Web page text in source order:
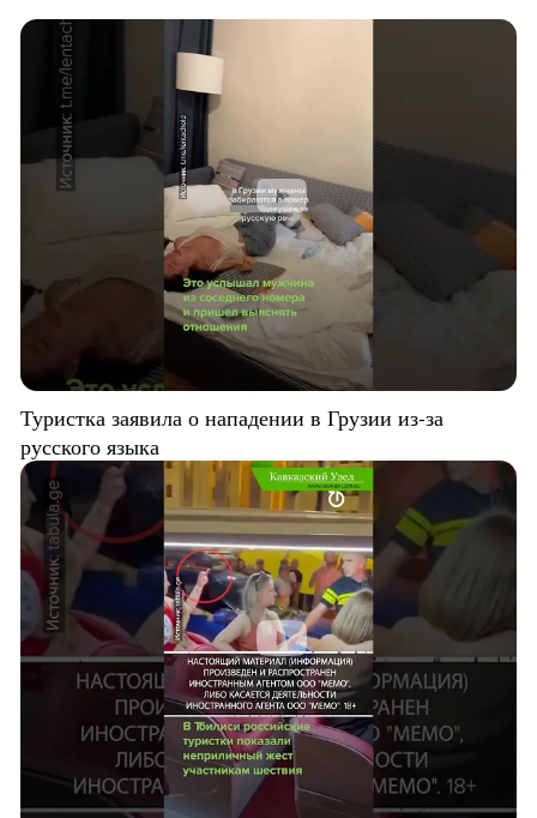
Туристка заявила о нападении в Грузии из-за
русского языка